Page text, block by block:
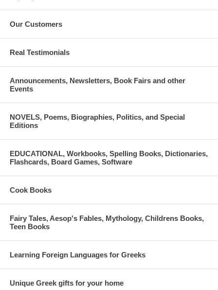
Our Customers
Real Testimonials
Announcements, Newsletters, Book Fairs and other
Events
NOVELS, Poems, Biographies, Politics, and Special
Editions
EDUCATIONAL, Workbooks, Spelling Books, Dictionaries,
Flashcards, Board Games, Software
Cook Books
Fairy Tales, Aesop's Fables, Mythology, Childrens Books,
Teen Books
Learning Foreign Languages for Greeks
Unique Greek gifts for your home